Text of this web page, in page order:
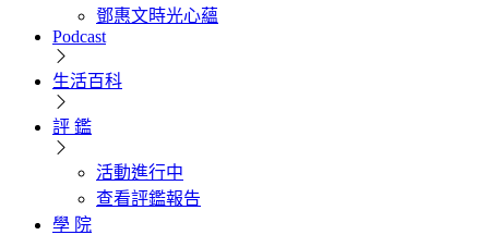
鄧惠文時光心蘊
Podcast
生活百科
評 鑑
活動進行中
查看評鑑報告
學 院